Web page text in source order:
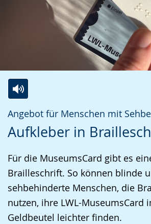
Angebot für Menschen mit
Aufkleber in
Für die MuseumsCard gibt es
Brailleschrift. So können blinde
sehbehinderte Menschen, die
nutzen, ihre LWL-MuseumsCard
Geldbeutel leichter finden.
Leichten
Sprache
Audio-
Unterstützung.
Video
in
Gebärdensprache
wird
angezeigt.